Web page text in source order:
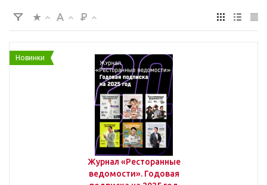
Проблемы и рекомендации
Новинки
Журнал «Ресторанные
ведомости». Годовая